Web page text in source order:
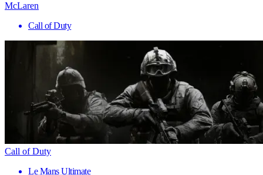
McLaren
Call of Duty
Call of Duty
Le Mans Ultimate